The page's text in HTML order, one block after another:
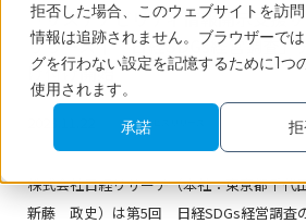
拒否した場合、このウェブサイトを訪
情報は追跡されません。ブラウザーで
グを行わない設定を記憶するために1つ
使用されます。
承諾
「サステナビリティ情報開示支援
リリース｜「日経SDGs経営調査
け付け開始
サービスリリース
株式会社日経リサーチ（本社：東京都千代
新藤 政史）は第5回 日経SDGs経営調査